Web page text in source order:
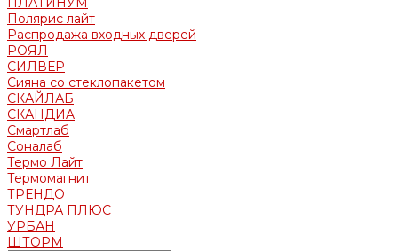
Полярис лайт
Распродажа входных дверей
РОЯЛ
СИЛВЕР
Сияна со стеклопакетом
СКАЙЛАБ
СКАНДИA
Смартлаб
Соналаб
Термо Лайт
Термомагнит
ТРЕНДО
ТУНДРА ПЛЮС
УРБАН
ШТОРМ